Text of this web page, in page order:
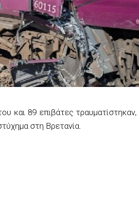
και 89 επιβάτες
στη Βρετανία.